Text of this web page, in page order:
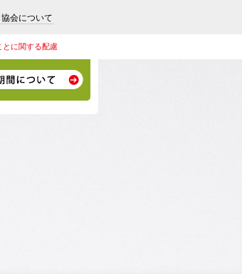
協会について
とに関する配慮